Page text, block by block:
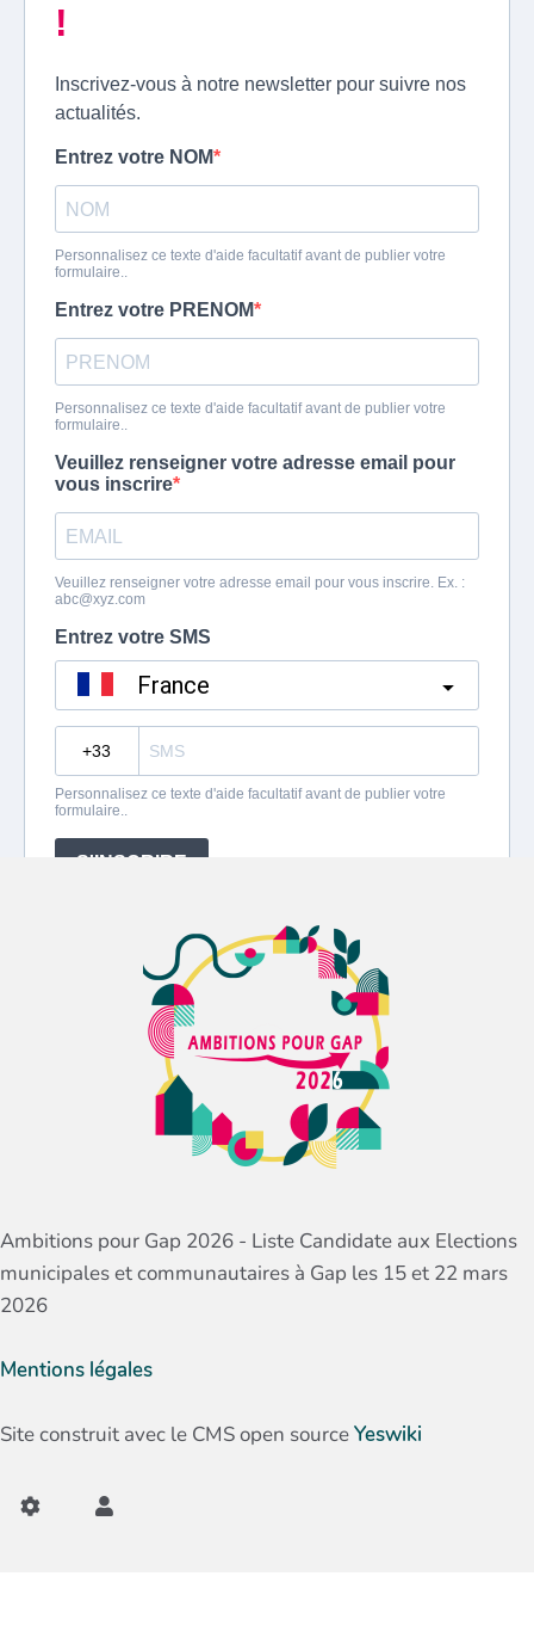
Ambitions pour Gap 2026 - Liste Candidate aux Elections
municipales et communautaires à Gap les 15 et 22 mars
2026
Mentions légales
Site construit avec le CMS open sourceYeswiki